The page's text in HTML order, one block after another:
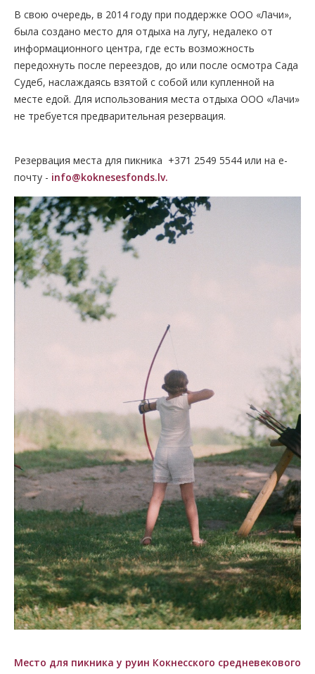
В свою очередь, в 2014 году при поддержке ООО «Лачи»,
была создано место для отдыха на лугу, недалеко от
информационного центра, где есть возможность
передохнуть после переездов, до или после осмотра Сада
Судеб, наслаждаясь взятой с собой или купленной на
месте едой. Для использования места отдыха ООО «Лачи»
не требуется предварительная резервация.
Резервация места для пикника +371 2549 5544 или на е-
почту - info@koknesesfonds.lv.
Место для пикника у руин Кокнесского средневекового